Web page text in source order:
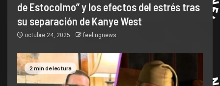
de Estocolmo” y los efectos del estrés tras
su separación de Kanye West
octubre 24, 2025 feelingnews
2 min de lectura